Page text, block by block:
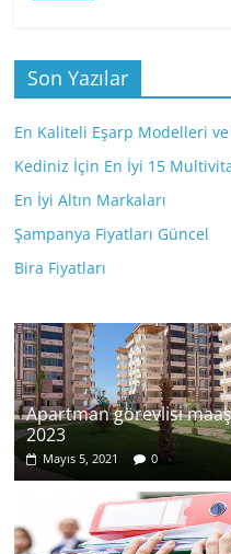
Son Yazılar
En Kaliteli Eşarp Modelleri ve
Kediniz İçin En İyi 15
En İyi Altın Markaları
Şampanya Fiyatları Güncel
Bira Fiyatları
Apartman görevlisi
2023
Mayıs 5, 2021 0